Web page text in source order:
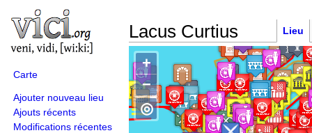
Carte
Ajouter nouveau lieu
Ajouts récents
Modifications récentes
Lacus Curtius Lieu
+
−
◎